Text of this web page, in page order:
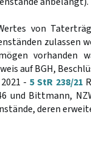
von
zulassen
vorhanden
auf BGH,
- 5 StR 238/21
und Bittmann,
deren